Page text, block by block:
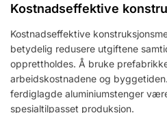
Kostnadseffektive
Kostnadseffektive
betydelig redusere utgiftene
opprettholdes. Å bruke
arbeidskostnadene og
ferdiglagde aluminiumstenger
spesialtilpasset produksjon.